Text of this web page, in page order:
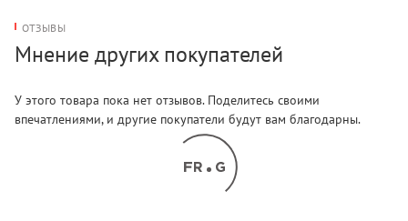
ОТЗЫВЫ
Мнение других покупателей
У этого товара пока нет отзывов. Поделитесь своими
впечатлениями, и другие покупатели будут вам благодарны.